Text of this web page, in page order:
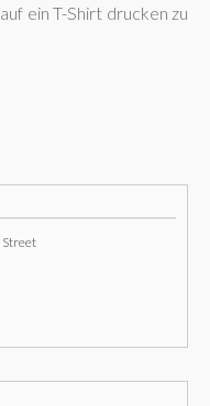
ein T-Shirt drucken zu
Street